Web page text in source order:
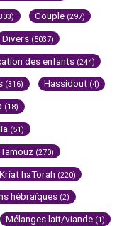
Couple (297)
Divers (5037)
des enfants (244)
(316) Hassidout (4)
(18)
(51)
(270)
Kriat haTorah (220)
hébraïques (2)
Mélanges lait/viande (1)